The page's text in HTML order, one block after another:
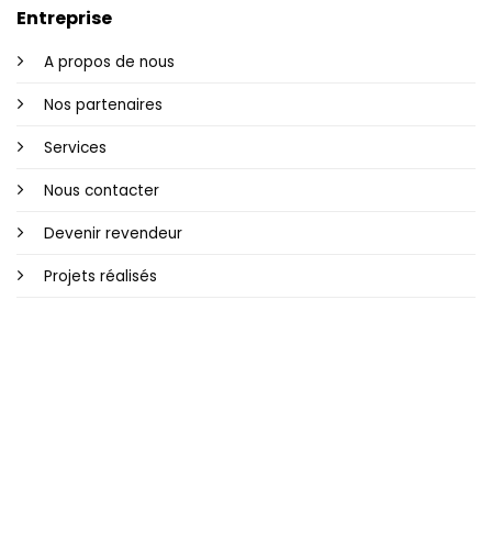
Entreprise
A propos de nous
Nos partenaires
Services
Nous contacter
Devenir revendeur
Projets réalisés